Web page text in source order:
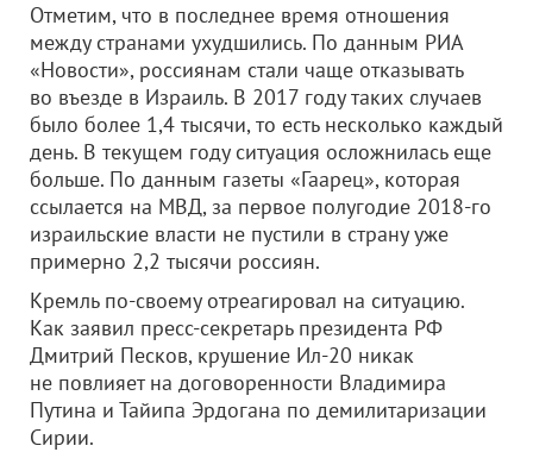
Отметим, что в последнее время отношения
между странами ухудшились. По данным РИА
«Новости», россиянам стали чаще отказывать
во въезде в Израиль. В 2017 году таких случаев
было более 1,4 тысячи, то есть несколько каждый
день. В текущем году ситуация осложнилась еще
больше. По данным газеты «Гаарец», которая
ссылается на МВД, за первое полугодие 2018-го
израильские власти не пустили в страну уже
примерно 2,2 тысячи россиян.
Кремль по-своему отреагировал на ситуацию.
Как заявил пресс-секретарь президента РФ
Дмитрий Песков, крушение Ил-20 никак
не повлияет на договоренности Владимира
Путина и Тайипа Эрдогана по демилитаризации
Сирии.